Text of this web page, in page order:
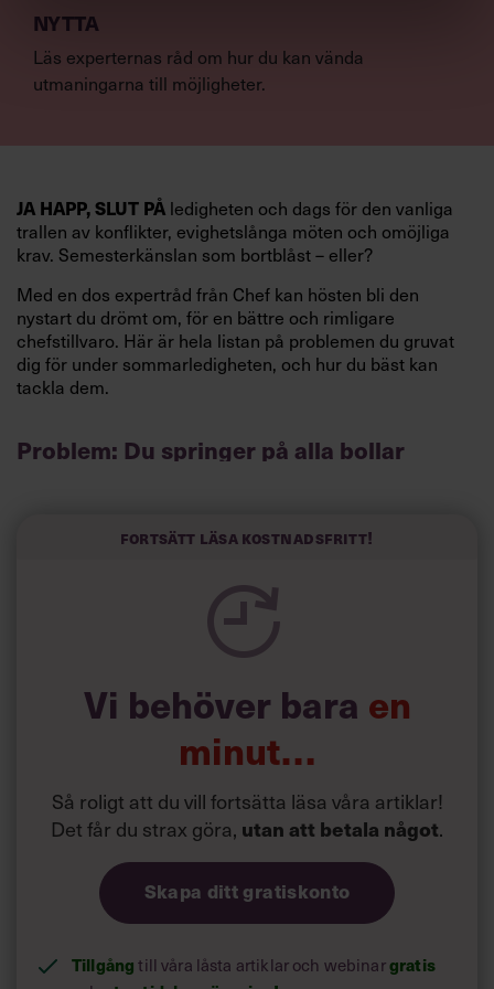
NYTTA
Läs experternas råd om hur du kan vända
utmaningarna till möjligheter.
JA HAPP, SLUT PÅ ledigheten och dags för den vanliga
trallen av konflikter, evighetslånga möten och omöjliga
krav. Semesterkänslan som bortblåst – eller?
Med en dos expertråd från Chef kan hösten bli den
nystart du drömt om, för en bättre och rimligare
chefstillvaro. Här är hela listan på problemen du gruvat
dig för under sommarledigheten, och hur du bäst kan
tackla dem.
Problem: Du springer på alla bollar
att du jobbar. Problemet är bara att den inställningen gör
inte lyckas koncentrera dig på någonting alls när du
springer på alla bollar och försöker sätta dig in i precis
Fortsätt läsa kostnadsfritt!
Vi behöver bara en
minut…
Så roligt att du vill fortsätta läsa våra artiklar!
Det får du strax göra, utan att betala något.
Skapa ditt gratiskonto
Tillgångtill våra låsta artiklar och webinargratis